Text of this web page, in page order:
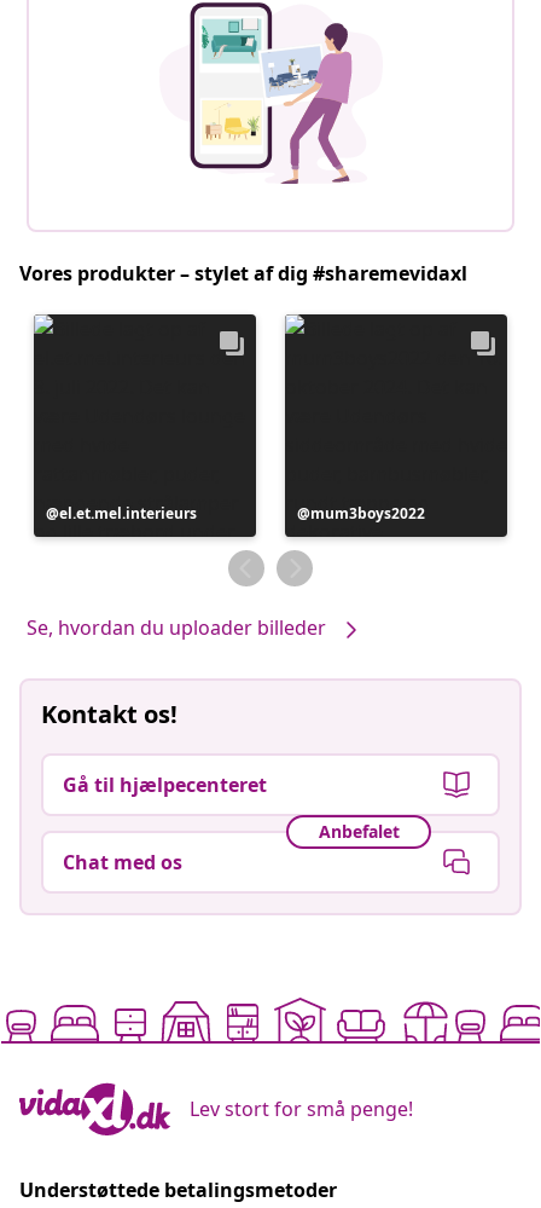
Vores produkter – stylet af dig #sharemevidaxl
Opslag
offentliggjort
el.et.mel.interieurs
Opslag
offentliggjort
af
mum3boys2022
Se, hvordan du uploader billeder
Kontakt os!
Gå til hjælpecenteret
Anbefalet
Chat med os
Lev stort for små penge!
Understøttede betalingsmetoder